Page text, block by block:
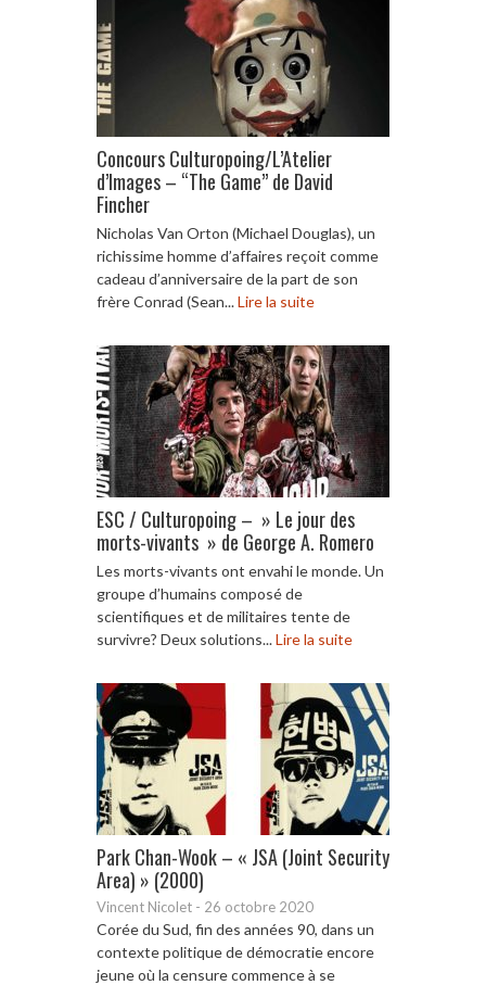
Concours Culturopoing/L’Atelier
d’Images – “The Game” de David
Fincher
Nicholas Van Orton (Michael Douglas), un
richissime homme d’affaires reçoit comme
cadeau d’anniversaire de la part de son
frère Conrad (Sean...Lire la suite
ESC / Culturopoing – » Le jour des
morts-vivants » de George A. Romero
Les morts-vivants ont envahi le monde. Un
groupe d’humains composé de
scientifiques et de militaires tente de
survivre? Deux solutions...Lire la suite
Park Chan-Wook – « JSA (Joint Security
Area) » (2000)
Vincent Nicolet - 26 octobre 2020
Corée du Sud, fin des années 90, dans un
contexte politique de démocratie encore
jeune où la censure commence à se